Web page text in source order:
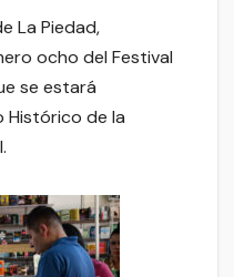
La Piedad,
ocho del Festival
se estará
Histórico de la